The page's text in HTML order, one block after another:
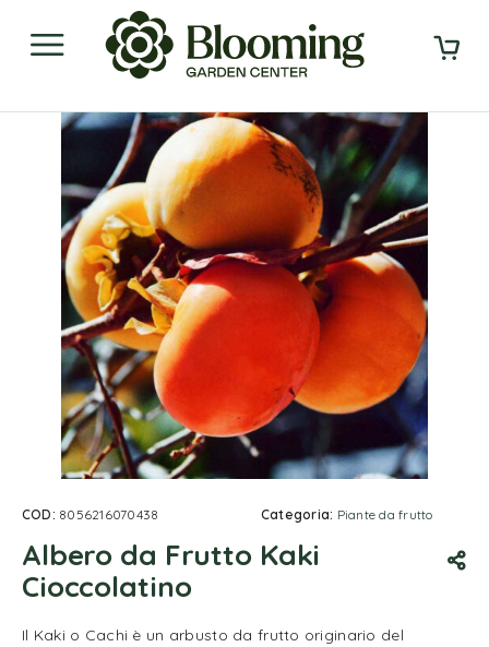
COD: 8056216070438 Categoria: Piante da frutto
Albero da Frutto Kaki
Cioccolatino
Il Kaki o Cachi è un arbusto da frutto originario del